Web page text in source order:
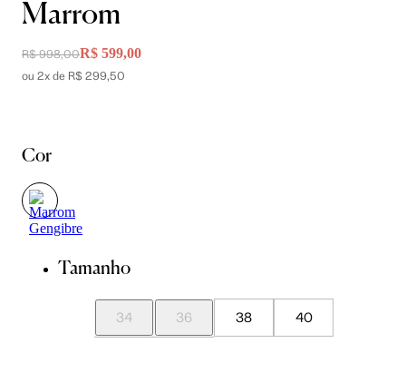
Marrom
R$ 998,00R$ 599,00
ou 2x de R$ 299,50
Cor
Tamanho
34 36 38 40